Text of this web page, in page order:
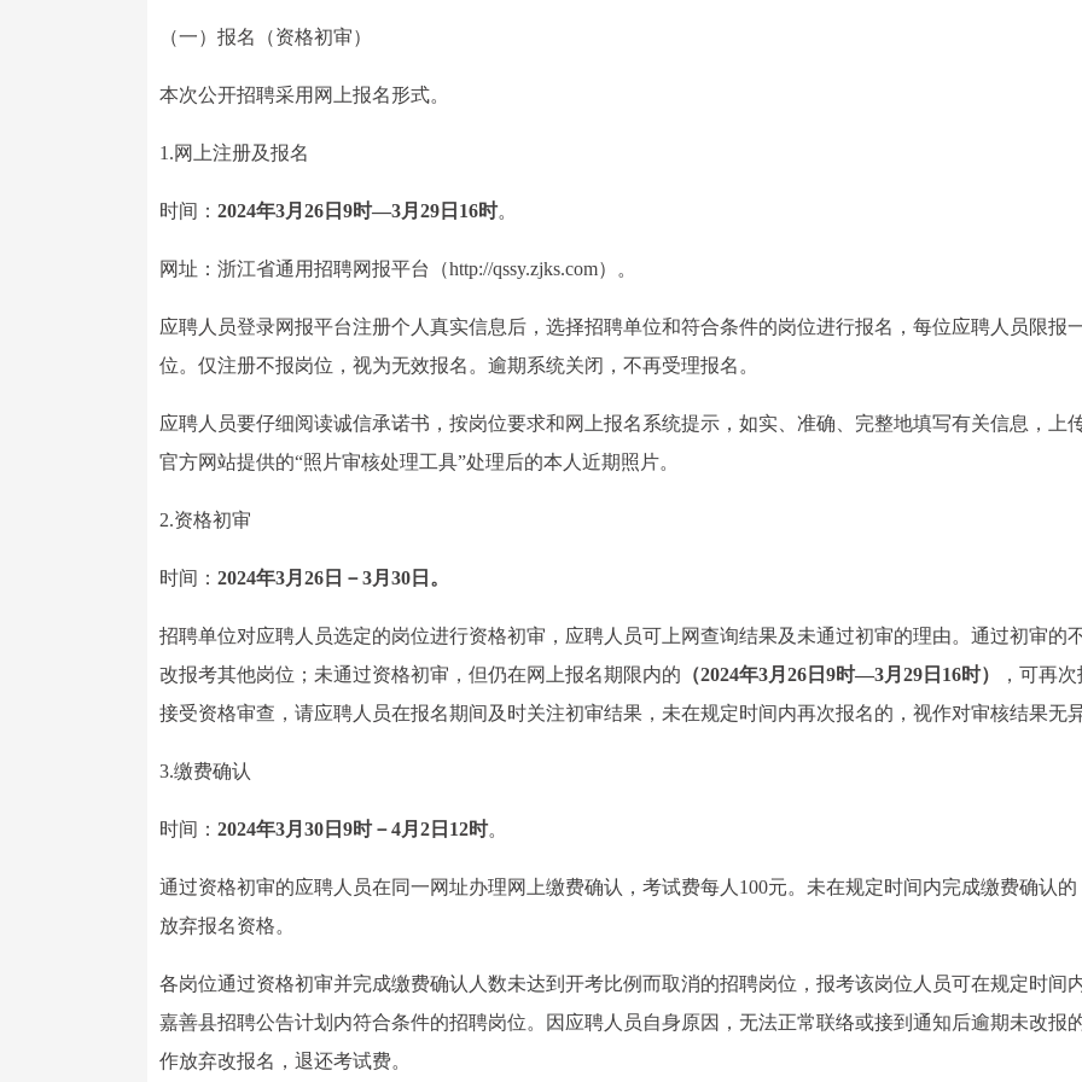
（一）报名（资格初审）
本次公开招聘采用网上报名形式。
1.网上注册及报名
时间： 2024年3月26日9时—3月29日16时。
网址：浙江省通用招聘网报平台（http://qssy.zjks.com）。
应聘人员登录网报平台注册个人真实信息后，选择招聘单位和符合条件的岗位进行报名，每位应聘人员限报
位。仅注册不报岗位，视为无效报名。逾期系统关闭，不再受理报名。
应聘人员要仔细阅读诚信承诺书，按岗位要求和网上报名系统提示，如实、准确、完整地填写有关信息，上
官方网站提供的“照片审核处理工具”处理后的本人近期照片。
2.资格初审
时间： 2024年3月26日－3月30日。
招聘单位对应聘人员选定的岗位进行资格初审，应聘人员可上网查询结果及未通过初审的理由。通过初审的
改报考其他岗位；未通过资格初审，但仍在网上报名期限内的 （2024年3月26日9时—3月29日16时）
，可再
接受资格审查，请应聘人员在报名期间及时关注初审结果，未在规定时间内再次报名的，视作对审核结果无异
3.缴费确认
时间： 2024年3月30日9时－4月2日12时。
通过资格初审的应聘人员在同一网址办理网上缴费确认，考试费每人100元。未在规定时间内完成缴费确认的
放弃报名资格。
各岗位通过资格初审并完成缴费确认人数未达到开考比例而取消的招聘岗位，报考该岗位人员可在规定时间
嘉善县招聘公告计划内符合条件的招聘岗位。因应聘人员自身原因，无法正常联络或接到通知后逾期未改报
作放弃改报名，退还考试费。